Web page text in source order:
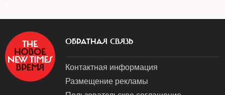
ОБРАТНАЯ СВЯЗЬ
Контактная информация
Размещение рекламы